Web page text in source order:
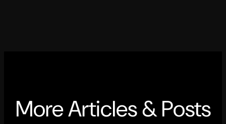
More Articles & Posts